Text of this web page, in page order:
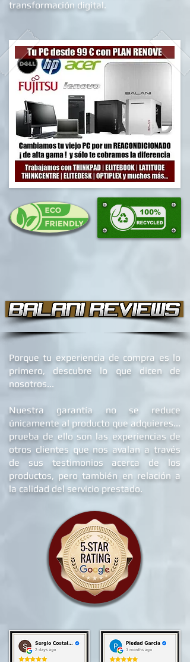
proceso de alfabetizació
Porque tu experiencia de compra es lo
primero, descubre lo que dicen de
nosotros...
Nuestra garantía no se reduce
únicamente al producto que adquieres...
prueba de ello son las experiencias de
otros clientes que nos avalan a través
de sus testimonios acerca de los
productos, pero también en relación a
la calidad del servicio prestado.